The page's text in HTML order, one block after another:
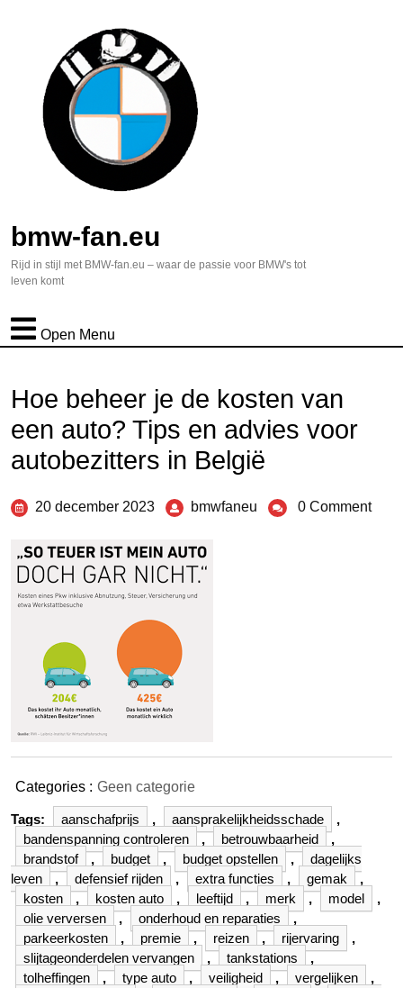
bmw-fan.eu
Rijd in stijl met BMW-fan.eu – waar de passie voor BMW's tot
leven komt
Open Menu
Hoe beheer je de kosten van
een auto? Tips en advies voor
autobezitters in België
20 december 2023 bmwfaneu 0 Comment
Categories : Geen categorie
Tags: aanschafprijs , aansprakelijkheidsschade
,
bandenspanning controleren
, betrouwbaarheid
,
brandstof
, budget , budget opstellen ,
dagelijks
leven
, defensief rijden , extra functies , gemak
,
kosten
, kosten auto , leeftijd , merk , model
,
olie verversen
, onderhoud en reparaties
,
parkeerkosten
, premie , reizen , rijervaring
,
slijtageonderdelen vervangen
, tankstations
,
tolheffingen
, type auto , veiligheid , vergelijken
,